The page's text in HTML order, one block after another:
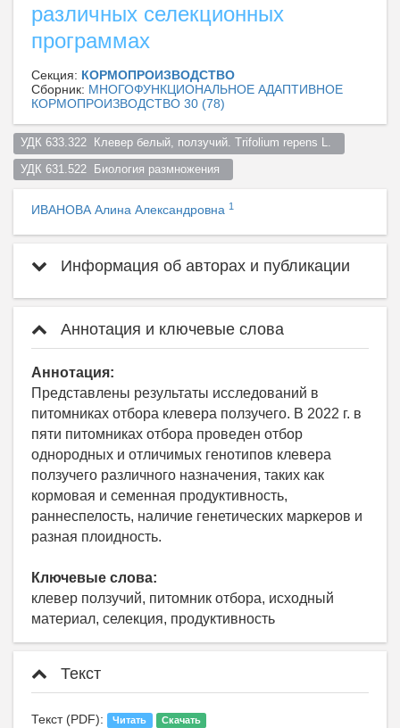
различных селекционных
программах
Секция: КОРМОПРОИЗВОДСТВО
Сборник: МНОГОФУНКЦИОНАЛЬНОЕ АДАПТИВНОЕ
КОРМОПРОИЗВОДСТВО 30 (78)
УДК 633.322  Клевер белый, ползучий. Trifolium repens L.
УДК 631.522  Биология размножения
ИВАНОВА Алина Александровна 1
Информация об авторах и публикации
Аннотация и ключевые слова
Аннотация:
Представлены результаты исследований в
питомниках отбора клевера ползучего. В 2022 г. в
пяти питомниках отбора проведен отбор
однородных и отличимых генотипов клевера
ползучего различного назначения, таких как
кормовая и семенная продуктивность,
раннеспелость, наличие генетических маркеров и
разная плоидность.
Ключевые слова:
клевер ползучий, питомник отбора, исходный
материал, селекция, продуктивность
Текст
Текст (PDF): Читать Скачать